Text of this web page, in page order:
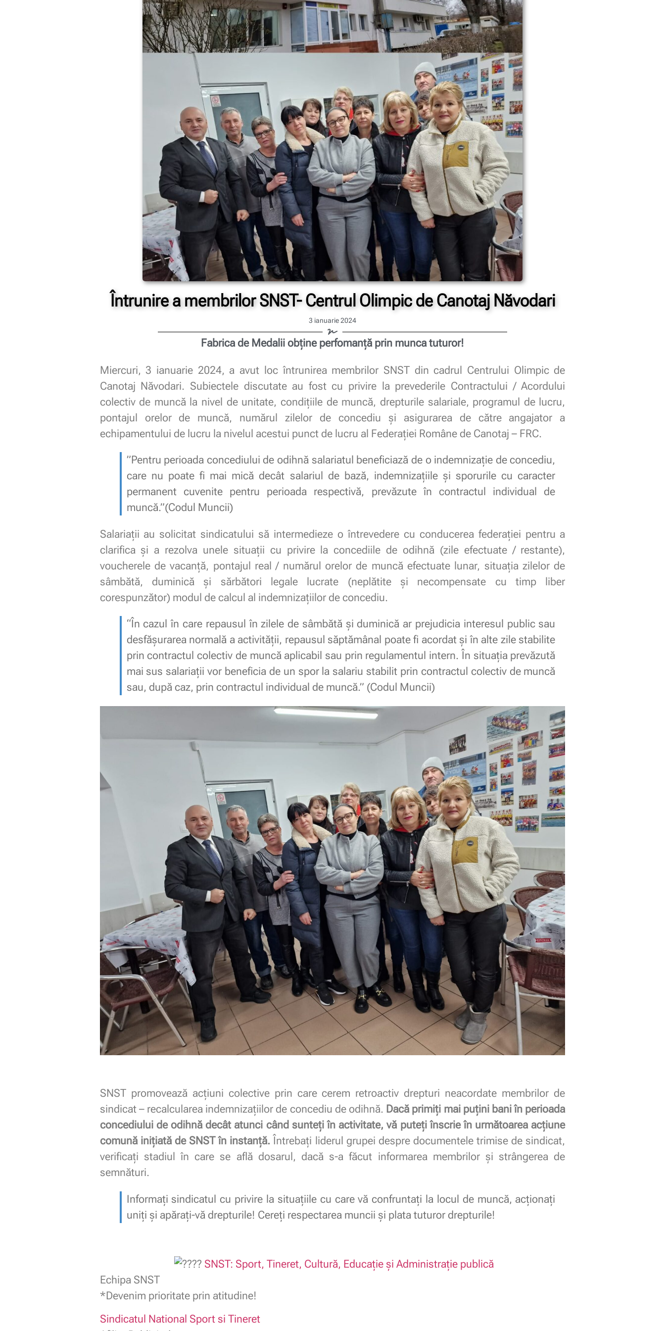
Întrunire a membrilor SNST- Centrul Olimpic de Canotaj Năvodari
3 ianuarie 2024
Fabrica de Medalii obține perfomanță prin munca tuturor!
Miercuri, 3 ianuarie 2024, a avut loc întrunirea membrilor SNST din cadrul Centrului Olimpic de
Canotaj Năvodari. Subiectele discutate au fost cu privire la prevederile Contractului / Acordului
colectiv de muncă la nivel de unitate, condițiile de muncă, drepturile salariale, programul de lucru,
pontajul orelor de muncă, numărul zilelor de concediu și asigurarea de către angajator a
echipamentului de lucru la nivelul acestui punct de lucru al Federației Române de Canotaj – FRC.
”Pentru perioada concediului de odihnă salariatul beneficiază de o indemnizație de concediu,
care nu poate fi mai mică decât salariul de bază, indemnizațiile și sporurile cu caracter
permanent cuvenite pentru perioada respectivă, prevăzute în contractul individual de
muncă.”(Codul Muncii)
Salariații au solicitat sindicatului să intermedieze o întrevedere cu conducerea federației pentru a
clarifica și a rezolva unele situații cu privire la concediile de odihnă (zile efectuate / restante),
voucherele de vacanță, pontajul real / numărul orelor de muncă efectuate lunar, situația zilelor de
sâmbătă, duminică și sărbători legale lucrate (neplătite și necompensate cu timp liber
corespunzător) modul de calcul al indemnizațiilor de concediu.
“În cazul în care repausul în zilele de sâmbătă şi duminică ar prejudicia interesul public sau
desfăşurarea normală a activităţii, repausul săptămânal poate fi acordat şi în alte zile stabilite
prin contractul colectiv de muncă aplicabil sau prin regulamentul intern. În situaţia prevăzută
mai sus salariaţii vor beneficia de un spor la salariu stabilit prin contractul colectiv de muncă
sau, după caz, prin contractul individual de muncă.” (Codul Muncii)
SNST promovează acțiuni colective prin care cerem retroactiv drepturi neacordate membrilor de
sindicat – recalcularea indemnizaţiilor de concediu de odihnă. Dacă primiți mai puțini bani în perioada
concediului de odihnă decât atunci când sunteți în activitate, vă puteți înscrie în următoarea acțiune
comună inițiată de SNST în instanță. Întrebați liderul grupei despre documentele trimise de sindicat,
verificați stadiul în care se află dosarul, dacă s-a făcut informarea membrilor și strângerea de
semnături.
Informați sindicatul cu privire la situațiile cu care vă confruntați la locul de muncă, acționați
uniți și apărați-vă drepturile! Cereți respectarea muncii și plata tuturor drepturile!
SNST: Sport, Tineret, Cultură, Educație și Administrație publică
Echipa SNST
*Devenim prioritate prin atitudine!
Sindicatul National Sport si Tineret